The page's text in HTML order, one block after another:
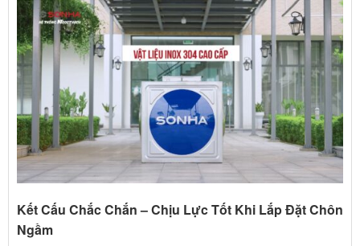
Kết Cấu Chắc Chắn – Chịu Lực Tốt Khi Lắp Đặt Chôn
Ngầm